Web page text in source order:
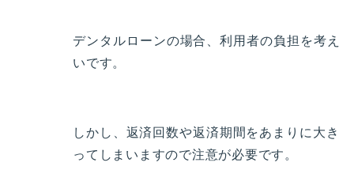
デンタルローンの場合、利用者の負担を考
いです。
しかし、返済回数や返済期間をあまりに大
ってしまいますので注意が必要です。